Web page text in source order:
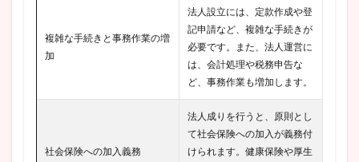
複雑な手続きと事務作業の増
加
法人設立には、定款作成や登
記申請など、複雑な手続きが
必要です。また、法人運営に
は、会計処理や税務申告な
ど、事務作業も増加します。
社会保険への加入義務
法人成りを行うと、原則とし
て社会保険への加入が義務付
けられます。健康保険や厚生